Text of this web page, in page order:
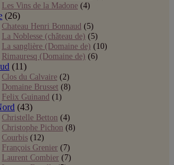
Les Vins de la Madone (4)
(26)
Chateau Henri Bonnaud (5)
La Noblesse (château de) (5)
La sanglière (Domaine de) (10)
Rimauresq (Domaine de) (6)
(11)
Clos du Calvaire (2)
Domaine Brusset (8)
Felix Guinand (1)
(43)
Christelle Betton (4)
Christophe Pichon (8)
Courbis (12)
François Grenier (7)
Laurent Combier (7)